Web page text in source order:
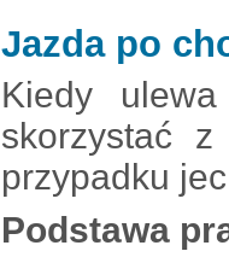
Jazda po
Kiedy
skorzystać
przypadku
Podstawa